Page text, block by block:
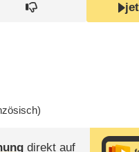
direkt auf